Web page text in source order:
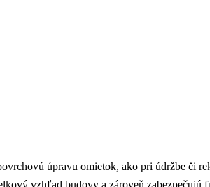
úpravu omietok, ako pri údržbe či
vzhľad budovy a zároveň